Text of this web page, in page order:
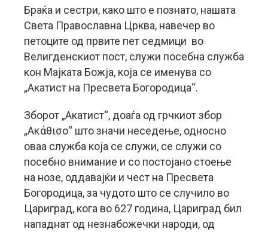
Браќа и сестри, како што е познато, нашата
Света Православна Црква, навечер во
петоците од првите пет седмици во
Велигденскиот пост, служи посебна служба
кон Мајката Божја, која се именува со
„Акатист на Пресвета Богородица“.
Зборот „Акатист“, доаѓа од грчкиот збор
„Аκάθισο“ што значи неседење, односно
оваа служба која се служи, се служи со
посебно внимание и со постојано стоење
на нозе, оддавајќи и чест на Пресвета
Богородица, за чудото што се случило во
Цариград, кога во 627 година, Цариград бил
нападнат од незнабожечки народи, од